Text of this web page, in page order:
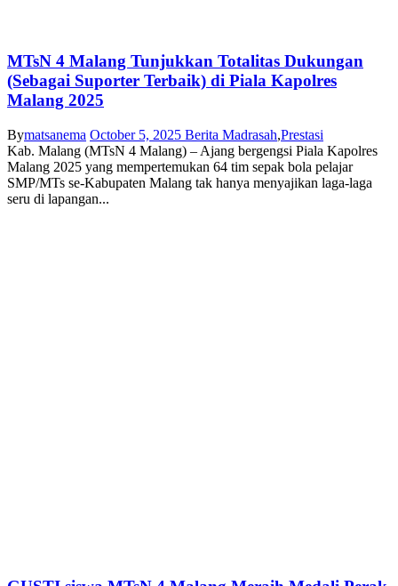
MTsN 4 Malang Tunjukkan Totalitas Dukungan
(Sebagai Suporter Terbaik) di Piala Kapolres
Malang 2025
Bymatsanema October 5, 2025 Berita Madrasah,Prestasi
Kab. Malang (MTsN 4 Malang) – Ajang bergengsi Piala Kapolres
Malang 2025 yang mempertemukan 64 tim sepak bola pelajar
SMP/MTs se-Kabupaten Malang tak hanya menyajikan laga-laga
seru di lapangan...